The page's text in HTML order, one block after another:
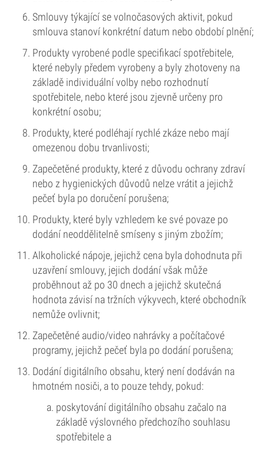
Smlouvy týkající se volnočasových aktivit, pokud
smlouva stanoví konkrétní datum nebo období plnění;
Produkty vyrobené podle specifikací spotřebitele,
které nebyly předem vyrobeny a byly zhotoveny na
základě individuální volby nebo rozhodnutí
spotřebitele, nebo které jsou zjevně určeny pro
konkrétní osobu;
Produkty, které podléhají rychlé zkáze nebo mají
omezenou dobu trvanlivosti;
Zapečetěné produkty, které z důvodu ochrany zdraví
nebo z hygienických důvodů nelze vrátit a jejichž
pečeť byla po doručení porušena;
Produkty, které byly vzhledem ke své povaze po
dodání neoddělitelně smíseny s jiným zbožím;
Alkoholické nápoje, jejichž cena byla dohodnuta při
uzavření smlouvy, jejich dodání však může
proběhnout až po 30 dnech a jejichž skutečná
hodnota závisí na tržních výkyvech, které obchodník
nemůže ovlivnit;
Zapečetěné audio/video nahrávky a počítačové
programy, jejichž pečeť byla po dodání porušena;
Dodání digitálního obsahu, který není dodáván na
hmotném nosiči, a to pouze tehdy, pokud:
poskytování digitálního obsahu začalo na
základě výslovného předchozího souhlasu
spotřebitele a